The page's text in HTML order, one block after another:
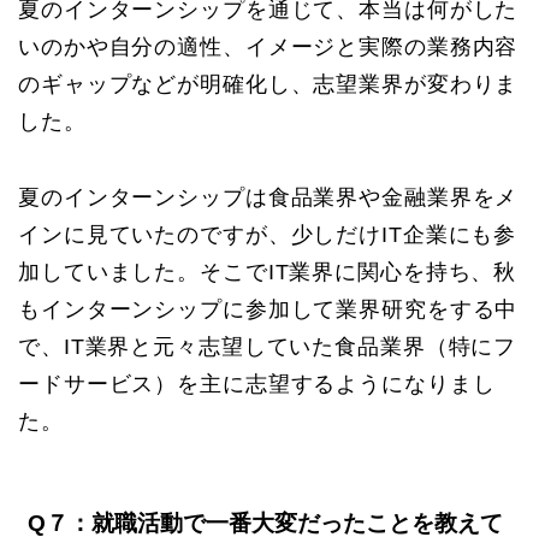
夏のインターンシップを通じて、本当は何がした
いのかや自分の適性、イメージと実際の業務内容
のギャップなどが明確化し、志望業界が変わりま
した。
夏のインターンシップは食品業界や金融業界をメ
インに見ていたのですが、少しだけIT企業にも参
加していました。そこでIT業界に関心を持ち、秋
もインターンシップに参加して業界研究をする中
で、IT業界と元々志望していた食品業界（特にフ
ードサービス）を主に志望するようになりまし
た。
Q７：就職活動で一番大変だったことを教えて